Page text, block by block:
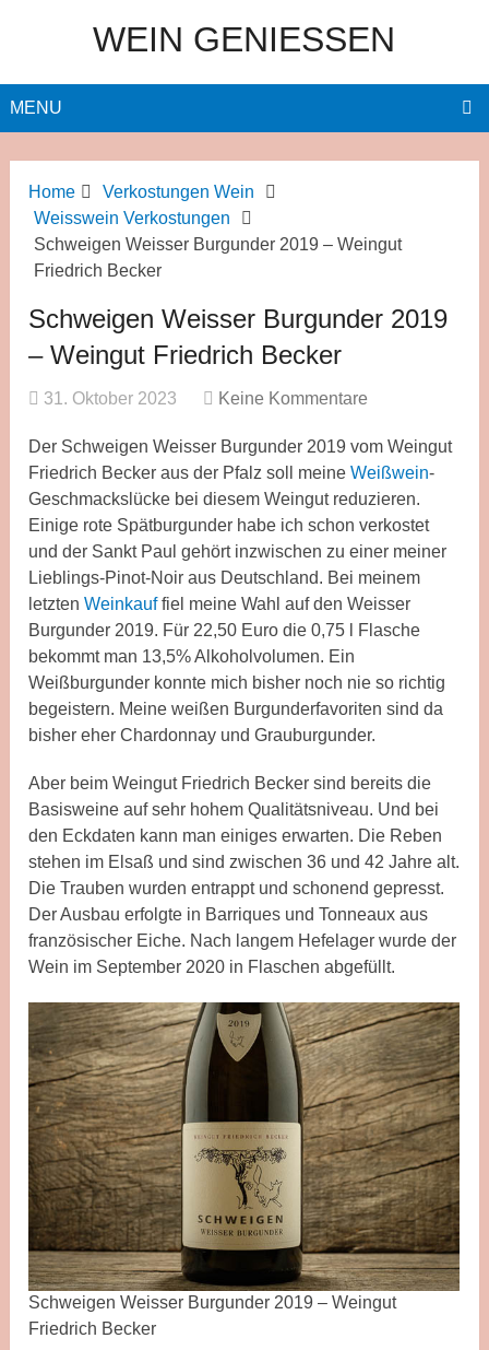
WEIN GENIESSEN
MENU
Home
Verkostungen Wein
Weisswein Verkostungen
Schweigen Weisser Burgunder 2019 – Weingut
Friedrich Becker
Schweigen Weisser Burgunder 2019
– Weingut Friedrich Becker
31. Oktober 2023 Keine Kommentare
Der Schweigen Weisser Burgunder 2019 vom Weingut
Friedrich Becker aus der Pfalz soll meineWeißwein-
Geschmackslücke bei diesem Weingut reduzieren.
Einige rote Spätburgunder habe ich schon verkostet
und der Sankt Paul gehört inzwischen zu einer meiner
Lieblings-Pinot-Noir aus Deutschland. Bei meinem
letztenWeinkauffiel meine Wahl auf den Weisser
Burgunder 2019. Für 22,50 Euro die 0,75 l Flasche
bekommt man 13,5% Alkoholvolumen. Ein
Weißburgunder konnte mich bisher noch nie so richtig
begeistern. Meine weißen Burgunderfavoriten sind da
bisher eher Chardonnay und Grauburgunder.
Aber beim Weingut Friedrich Becker sind bereits die
Basisweine auf sehr hohem Qualitätsniveau. Und bei
den Eckdaten kann man einiges erwarten. Die Reben
stehen im Elsaß und sind zwischen 36 und 42 Jahre alt.
Die Trauben wurden entrappt und schonend gepresst.
Der Ausbau erfolgte in Barriques und Tonneaux aus
französischer Eiche. Nach langem Hefelager wurde der
Wein im September 2020 in Flaschen abgefüllt.
Schweigen Weisser Burgunder 2019 – Weingut
Friedrich Becker